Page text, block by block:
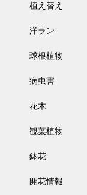
植え替え
洋ラン
球根植物
病虫害
花木
観葉植物
鉢花
開花情報